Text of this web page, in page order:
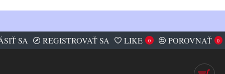
SA REGISTROVAŤ SA LIKE 0 POROVNAŤ 0